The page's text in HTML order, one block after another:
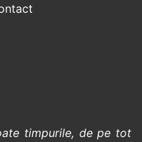
timpurile, de pe tot